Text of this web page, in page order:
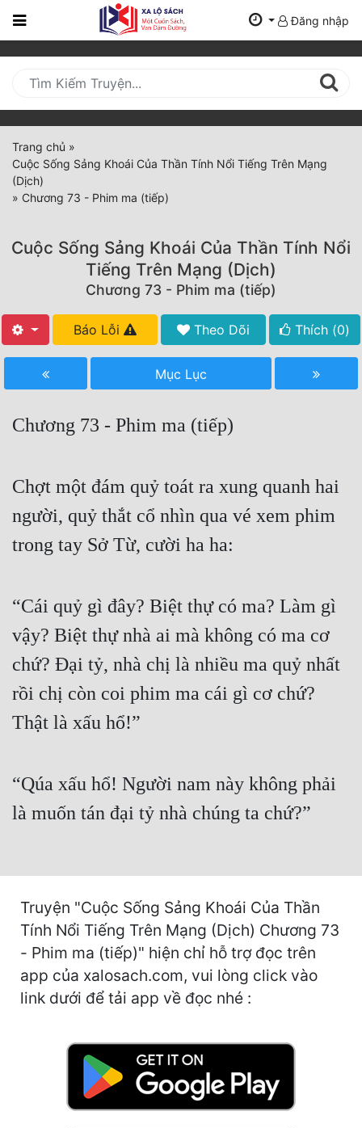
Trang
Mới
Cập
Nhật
(current)
BXH
Hoàn Thành
Free
Hậu Cung
Truyện Dịch
Truyện Nhập Môn
Truyện ngắn
Cung Đấu
Cạnh Kỹ
Cổ Tiên Hiệp
Góc Nhìn Nam
Góc Nhìn Nữ
Huyền Huyễn
Đăng nhập
Trang chủ »
Cuộc Sống Sảng Khoái Của Thần Tính Nổi Tiếng Trên Mạng
(Dịch)
» Chương 73 - Phim ma (tiếp)
Cuộc Sống Sảng Khoái Của Thần Tính Nổi
Tiếng Trên Mạng (Dịch)
Chương 73 - Phim ma (tiếp)
Báo Lỗi Theo Dõi Thích (0)
Mục Lục
Chương 73 - Phim ma (tiếp)
Chợt một đám quỷ toát ra xung quanh hai
người, quỷ thắt cổ nhìn qua vé xem phim
trong tay Sở Từ, cười ha ha:
“Cái quỷ gì đây? Biệt thự có ma? Làm gì
vậy? Biệt thự nhà ai mà không có ma cơ
chứ? Đại tỷ, nhà chị là nhiều ma quỷ nhất
rồi chị còn coi phim ma cái gì cơ chứ?
Thật là xấu hổ!”
“Qúa xấu hổ! Người nam này không phải
là muốn tán đại tỷ nhà chúng ta chứ?”
Truyện "Cuộc Sống Sảng Khoái Của Thần
Tính Nổi Tiếng Trên Mạng (Dịch) Chương 73
- Phim ma (tiếp)" hiện chỉ hỗ trợ đọc trên
app của xalosach.com, vui lòng click vào
link dưới để tải app về đọc nhé :